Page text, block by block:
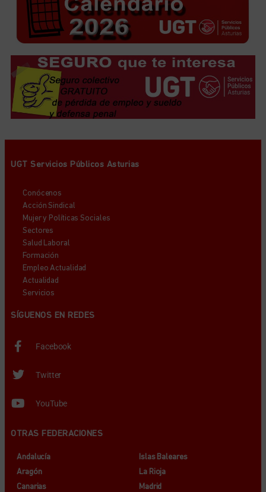
UGT Servicios Públicos Asturias
Conócenos
Acción Sindical
Mujer y Políticas Sociales
Sectores
Salud Laboral
Formación
Empleo Actualidad
Actualidad
Servicios
SÍGUENOS EN REDES
Facebook
Twitter
YouTube
OTRAS FEDERACIONES
Andalucía
Aragón
Canarias
Islas Baleares
La Rioja
Madrid